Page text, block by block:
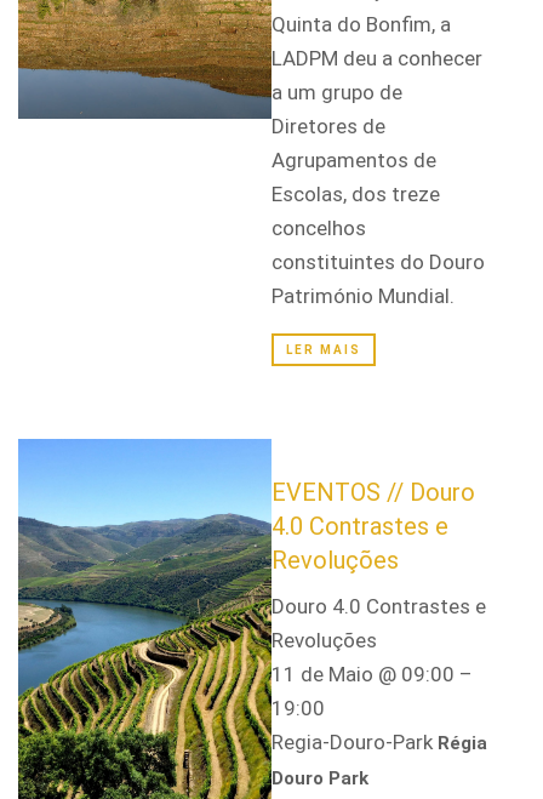
Quinta do Bonfim, a
LADPM deu a conhecer
a um grupo de
Diretores de
Agrupamentos de
Escolas, dos treze
concelhos
constituintes do Douro
Património Mundial.
LER MAIS
EVENTOS // Douro
4.0 Contrastes e
Revoluções
Douro 4.0 Contrastes e
Revoluções
11 de Maio @ 09:00 –
19:00
Regia-Douro-Park Régia
Douro Park